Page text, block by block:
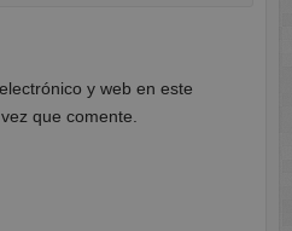
y web en este
que comente.